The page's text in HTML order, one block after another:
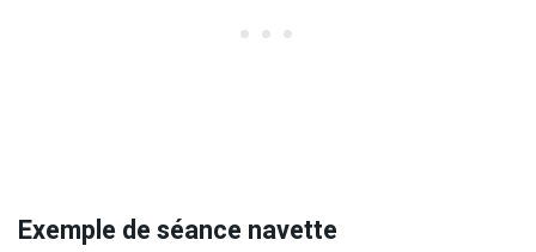
Exemple de séance navette